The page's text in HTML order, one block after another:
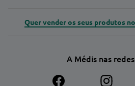
Quer vender os seus produtos
A Médis nas